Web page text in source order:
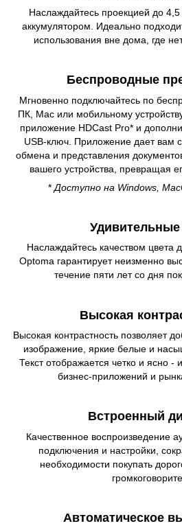
Наслаждайтесь проекцией до
аккумулятором. Идеально
использования вне дома, где
Беспроводные
Мгновенно подключайтесь по
ПК, Mac или мобильному
приложение HDCast Pro* и
USB-ключ. Приложение дает вам
обмена и представления
вашего устройства, превращая
* Доступно на Windows,
Удивительные
Наслаждайтесь качеством цвета
Optoma гарантирует неизменно
течение пяти лет со дня
Высокая
Высокая контрастность позволяет
изображение, яркие белые и
Текст отображается четко и ясно
бизнес-приложений и
Встроенный
Качественное воспроизведение
подключения и настройки,
необходимости покупать
Автоматическое